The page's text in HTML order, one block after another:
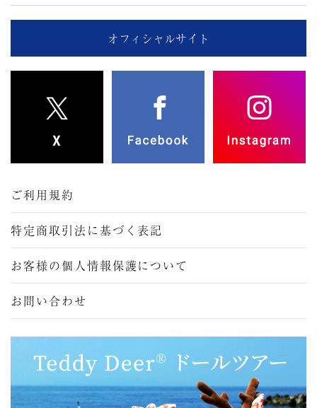
オフィシャルサイト
ご利用規約
特定商取引法に基づく表記
お客様の個人情報保護について
お問い合わせ